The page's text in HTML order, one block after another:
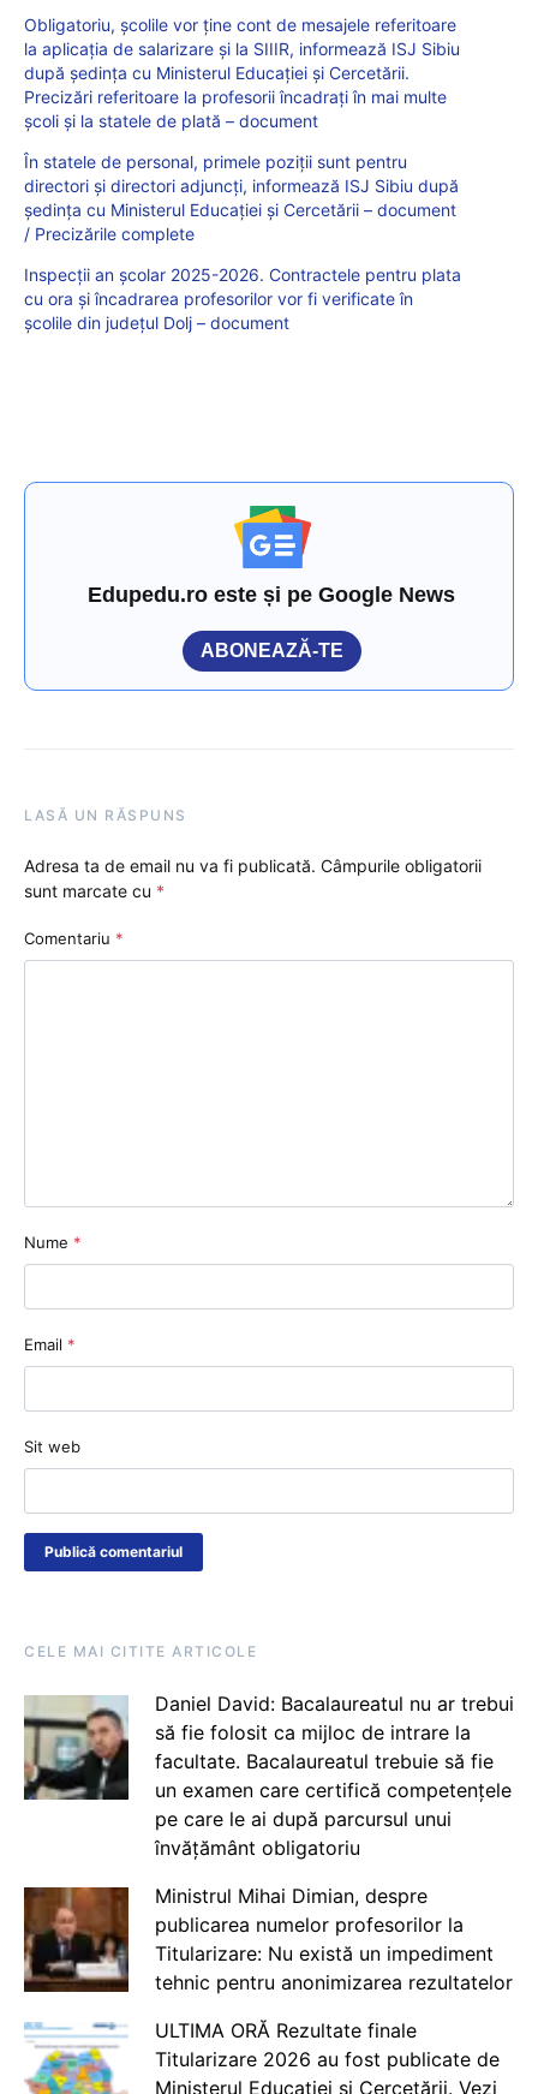
Obligatoriu, școlile vor ține cont de mesajele referitoare
la aplicația de salarizare și la SIIIR, informează ISJ Sibiu
după ședința cu Ministerul Educației și Cercetării.
Precizări referitoare la profesorii încadrați în mai multe
școli și la statele de plată – document
În statele de personal, primele poziții sunt pentru
directori și directori adjuncți, informează ISJ Sibiu după
ședința cu Ministerul Educației și Cercetării – document
/ Precizările complete
Inspecții an școlar 2025-2026. Contractele pentru plata
cu ora și încadrarea profesorilor vor fi verificate în
școlile din județul Dolj – document
Edupedu.ro este și pe Google News
ABONEAZĂ-TE
LASĂ UN RĂSPUNS
Adresa ta de email nu va fi publicată. Câmpurile obligatorii
sunt marcate cu *
Comentariu *
Nume *
Email *
Sit web
CELE MAI CITITE ARTICOLE
Daniel David: Bacalaureatul nu ar trebui
să fie folosit ca mijloc de intrare la
facultate. Bacalaureatul trebuie să fie
un examen care certifică competențele
pe care le ai după parcursul unui
învățământ obligatoriu
Ministrul Mihai Dimian, despre
publicarea numelor profesorilor la
Titularizare: Nu există un impediment
tehnic pentru anonimizarea rezultatelor
ULTIMA ORĂ Rezultate finale
Titularizare 2026 au fost publicate de
Ministerul Educației și Cercetării. Vezi